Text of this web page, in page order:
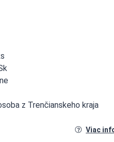
z Trenčianskeho kraja
Viac